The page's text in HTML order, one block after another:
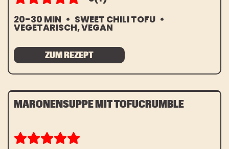
HOW TO TOFU
FAQ
20-30 MIN SWEET CHILI TOFU
VEGETARISCH, VEGAN
ZUM REZEPT
MARONENSUPPE MIT TOFUCRUMBLE
*Pflichtfeld